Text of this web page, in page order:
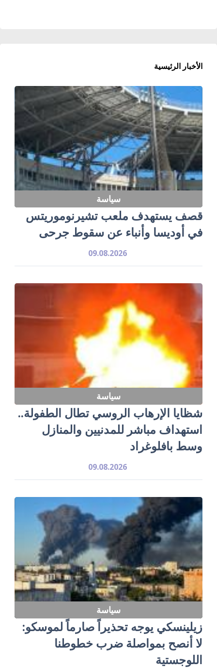
الأخبار الرئيسية
سياسة
قصف يستهدف ملعب تشيرنوموريتس
في أوديسا وأنباء عن سقوط جرحى
09.08.2026
سياسة
شظايا الإرهاب الروسي تطال الطفولة..
استهداف مباشر للمدنيين والمنازل
وسط بافلوغراد
09.08.2026
سياسة
زيلينسكي يوجه تحذيراً صارماً لموسكو:
لا أنصح بمواصلة ضرب خطوطنا
اللوجستية